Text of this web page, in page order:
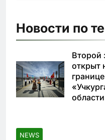
Новости по
Второй
открыт
области
NEWS